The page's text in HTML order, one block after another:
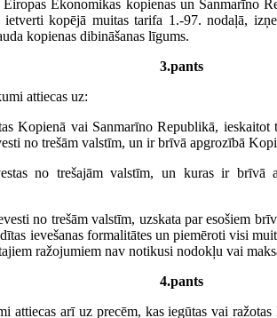
Ekonomikas kopienas un Sanmarīno
kopējā muitas tarifa 1.-97. nodaļā,
kopienas dibināšanas līgums.
3.pants
attiecas uz:
Kopienā vai Sanmarīno Republikā,
no trešām valstīm, un ir brīvā apgrozībā
no trešajām valstīm, un kuras ir brīvā
no trešām valstīm, uzskata par esošiem
ievešanas formalitātes un piemēroti visi
ražojumiem nav notikusi nodokļu vai
4.pants
attiecas arī uz precēm, kas iegūtas vai